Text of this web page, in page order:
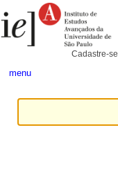
para
conteúdo.
Pessoais
Cadastre-se
menu